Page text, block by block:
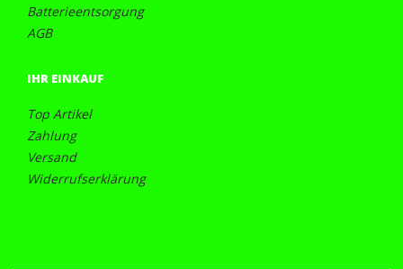
Batterieentsorgung
AGB
IHR EINKAUF
Top Artikel
Zahlung
Versand
Widerrufserklärung